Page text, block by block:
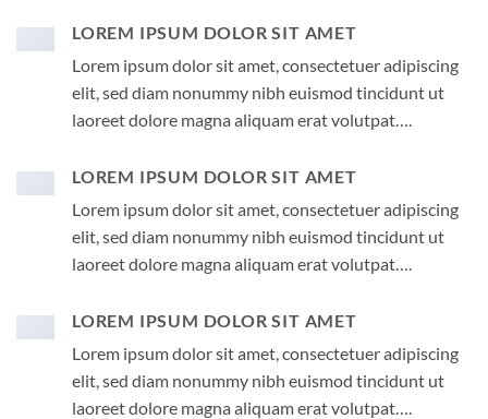
LOREM IPSUM DOLOR SIT AMET
Lorem ipsum dolor sit amet, consectetuer adipiscing
elit, sed diam nonummy nibh euismod tincidunt ut
laoreet dolore magna aliquam erat volutpat….
LOREM IPSUM DOLOR SIT AMET
Lorem ipsum dolor sit amet, consectetuer adipiscing
elit, sed diam nonummy nibh euismod tincidunt ut
laoreet dolore magna aliquam erat volutpat….
LOREM IPSUM DOLOR SIT AMET
Lorem ipsum dolor sit amet, consectetuer adipiscing
elit, sed diam nonummy nibh euismod tincidunt ut
laoreet dolore magna aliquam erat volutpat….